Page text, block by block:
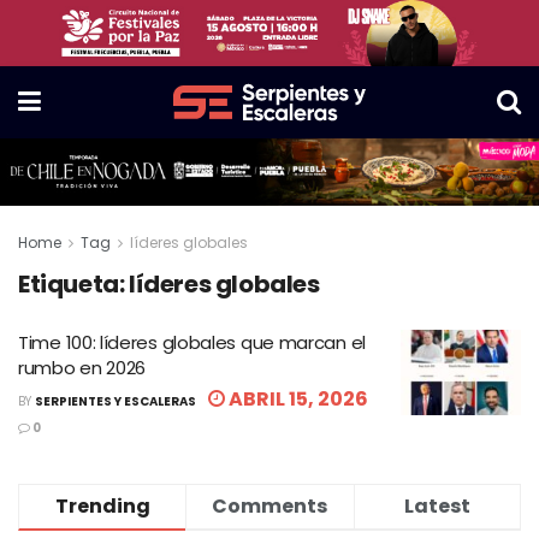
Home Tag líderes globales
Etiqueta:líderes globales
Time 100: líderes globales que marcan el
rumbo en 2026
BY SERPIENTES Y ESCALERAS ABRIL 15, 2026
0
Trending Comments Latest